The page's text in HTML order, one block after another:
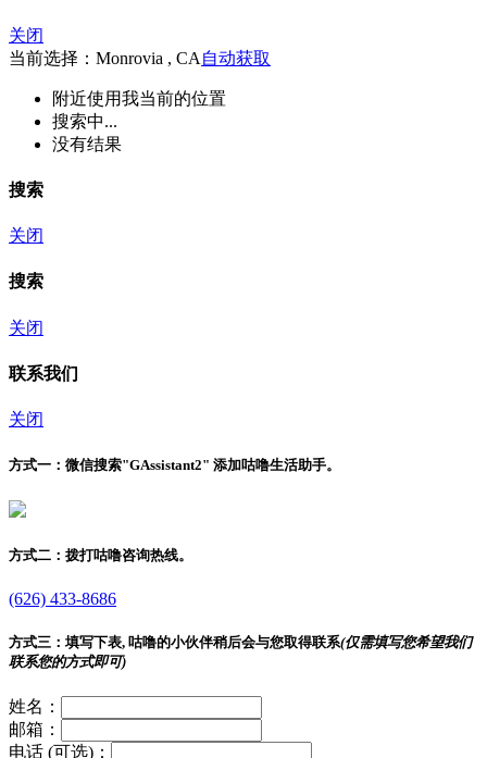
关闭
当前选择：Monrovia , CA 自动获取
附近使用我当前的位置
搜索中...
没有结果
搜索
关闭
搜索
关闭
联系我们
关闭
方式一： 微信搜索"GAssistant2" 添加咕噜生活助手。
方式二： 拨打咕噜咨询热线。
(626) 433-8686
方式三： 填写下表, 咕噜的小伙伴稍后会与您取得联系(仅需填写您希望我们
联系您的方式即可)
姓名：
邮箱：
电话 (可选)：